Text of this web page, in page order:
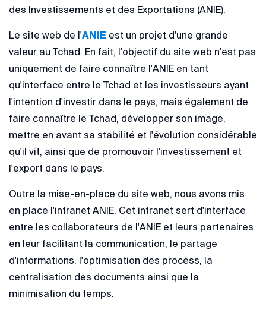
des Investissements et des Exportations (ANIE).
Le site web de l'ANIE est un projet d'une grande
valeur au Tchad. En fait, l'objectif du site web n'est pas
uniquement de faire connaître l'ANIE en tant
qu'interface entre le Tchad et les investisseurs ayant
l'intention d'investir dans le pays, mais également de
faire connaître le Tchad, développer son image,
mettre en avant sa stabilité et l'évolution considérable
qu'il vit, ainsi que de promouvoir l'investissement et
l'export dans le pays.
Outre la mise-en-place du site web, nous avons mis
en place l'intranet ANIE. Cet intranet sert d'interface
entre les collaborateurs de l'ANIE et leurs partenaires
en leur facilitant la communication, le partage
d'informations, l'optimisation des process, la
centralisation des documents ainsi que la
minimisation du temps.